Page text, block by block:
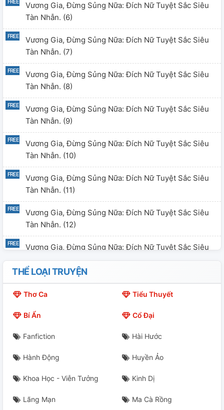
Vương Gia, Đừng Sủng Nữa: Đích Nữ Tuyệt Sắc Siêu
Tàn Nhẫn. (6)
Vương Gia, Đừng Sủng Nữa: Đích Nữ Tuyệt Sắc Siêu
Tàn Nhẫn. (7)
Vương Gia, Đừng Sủng Nữa: Đích Nữ Tuyệt Sắc Siêu
Tàn Nhẫn. (8)
Vương Gia, Đừng Sủng Nữa: Đích Nữ Tuyệt Sắc Siêu
Tàn Nhẫn. (9)
Vương Gia, Đừng Sủng Nữa: Đích Nữ Tuyệt Sắc Siêu
Tàn Nhẫn. (10)
Vương Gia, Đừng Sủng Nữa: Đích Nữ Tuyệt Sắc Siêu
Tàn Nhẫn. (11)
Vương Gia, Đừng Sủng Nữa: Đích Nữ Tuyệt Sắc Siêu
Tàn Nhẫn. (12)
Vương Gia, Đừng Sủng Nữa: Đích Nữ Tuyệt Sắc Siêu
Tàn Nhẫn. (13)
Vương Gia, Đừng Sủng Nữa: Đích Nữ Tuyệt Sắc Siêu
Tàn Nhẫn. (14)
Vương Gia, Đừng Sủng Nữa: Đích Nữ Tuyệt Sắc Siêu
Vương Gia, Đừng Sủng Nữa: Đích Nữ Tuyệt Sắc Siêu
Tàn Nhẫn. (16)
THỂ LOẠI TRUYỆN
Thơ Ca Tiểu Thuyết
Bí Ẩn Cổ Đại
Fanfiction Hài Hước
Hành Động Huyền Ảo
Khoa Học - Viễn Tưởng Kinh Dị
Lãng Mạn Ma Cà Rồng